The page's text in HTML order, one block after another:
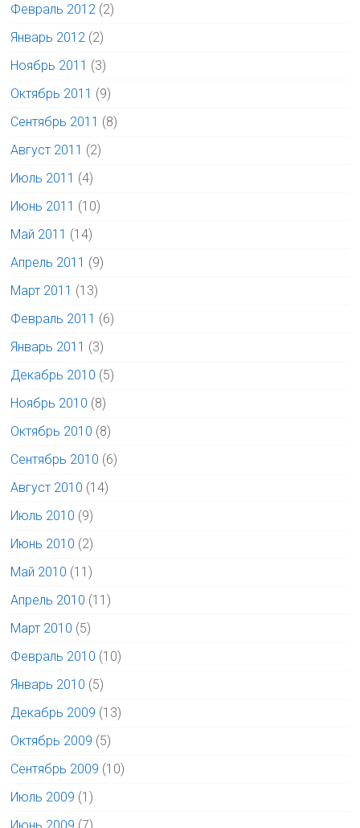
Февраль 2012 (2)
Январь 2012 (2)
Ноябрь 2011 (3)
Октябрь 2011 (9)
Сентябрь 2011 (8)
Август 2011 (2)
Июль 2011 (4)
Июнь 2011 (10)
Май 2011 (14)
Апрель 2011 (9)
Март 2011 (13)
Февраль 2011 (6)
Январь 2011 (3)
Декабрь 2010 (5)
Ноябрь 2010 (8)
Октябрь 2010 (8)
Сентябрь 2010 (6)
Август 2010 (14)
Июль 2010 (9)
Июнь 2010 (2)
Май 2010 (11)
Апрель 2010 (11)
Март 2010 (5)
Февраль 2010 (10)
Январь 2010 (5)
Декабрь 2009 (13)
Октябрь 2009 (5)
Сентябрь 2009 (10)
Июль 2009 (1)